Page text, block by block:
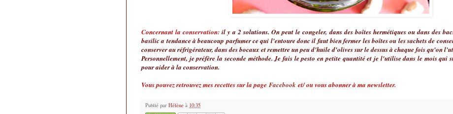
Concernant la conservation: il y a 2 solutions. On peut le congeler, dans des boîtes hermétiques ou dans des
basilic a tendance à beaucoup parfumer ce qui l'entoure donc il faut bien fermer les boîtes ou les sachets de
conserver au réfrigérateur, dans des bocaux et remettre un peu d'huile d'olives sur le dessus à chaque fois qu'on
Personnellement, je préfère la seconde méthode. Je fais le pesto en petite quantité et je l'utilise dans le mois
pour aider à la conservation.
Vous pouvez retrouvez mes recettes sur la page Facebook et/ ou vous abonner à ma newsletter.
Publié par Hélène à 10:35